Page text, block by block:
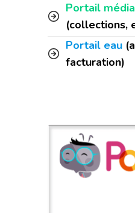
Portail
(collections,
Portail eau
facturation)